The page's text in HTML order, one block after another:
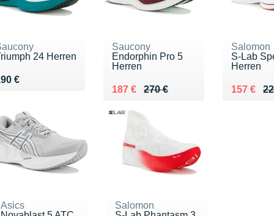
24 Herren
€ 190 €
Saucony
Endorphin Pro 5
Herren
270 €
Au lieu de 270 €
187 €
Vendu 187 €
Salomon
S-Lab
Herren
Au lieu
157 €
Vendu
Asics
Salomon